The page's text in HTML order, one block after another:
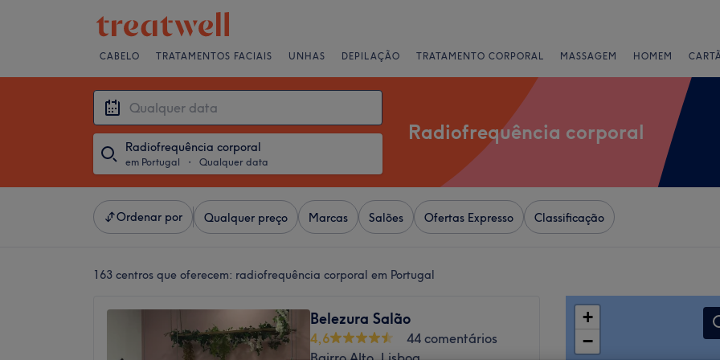
CABELO TRATAMENTOS FACIAIS UNHAS DEPILAÇÃO TRATAMENTO CORPORAL MASSAGEM HOMEM
Radiofrequência corporal
em Portugal ・ Qualquer data
Radiofrequência corporal
Ordenar por Qualquer preço Marcas Salões Ofertas Expresso Classificação
163 centros que oferecem: radiofrequência corporal em Portugal
Belezura Salão
4,6
44 comentários
+
−